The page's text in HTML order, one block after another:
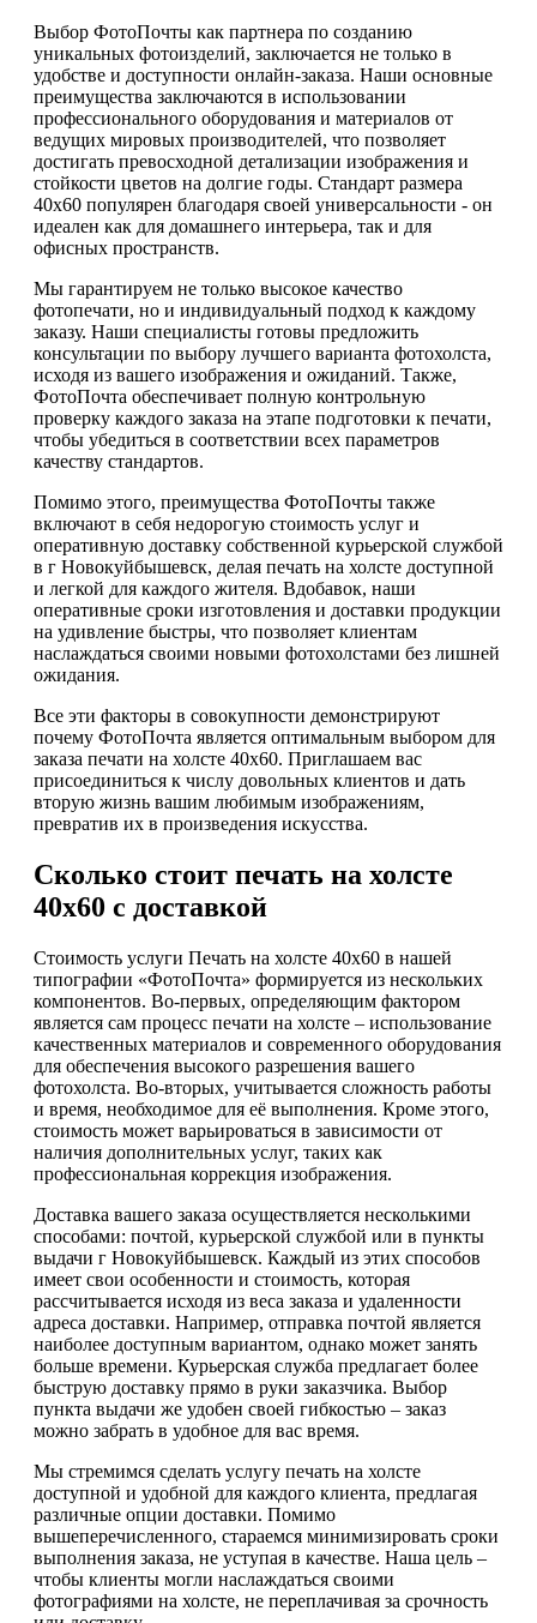
Выбор ФотоПочты как партнера по созданию
уникальных фотоизделий, заключается не только в
удобстве и доступности онлайн-заказа. Наши основные
преимущества заключаются в использовании
профессионального оборудования и материалов от
ведущих мировых производителей, что позволяет
достигать превосходной детализации изображения и
стойкости цветов на долгие годы. Стандарт размера
40х60 популярен благодаря своей универсальности - он
идеален как для домашнего интерьера, так и для
офисных пространств.
Мы гарантируем не только высокое качество
фотопечати, но и индивидуальный подход к каждому
заказу. Наши специалисты готовы предложить
консультации по выбору лучшего варианта фотохолста,
исходя из вашего изображения и ожиданий. Также,
ФотоПочта обеспечивает полную контрольную
проверку каждого заказа на этапе подготовки к печати,
чтобы убедиться в соответствии всех параметров
качеству стандартов.
Помимо этого, преимущества ФотоПочты также
включают в себя недорогую стоимость услуг и
оперативную доставку собственной курьерской службой
в г Новокуйбышевск, делая печать на холсте доступной
и легкой для каждого жителя. Вдобавок, наши
оперативные сроки изготовления и доставки продукции
на удивление быстры, что позволяет клиентам
наслаждаться своими новыми фотохолстами без лишней
ожидания.
Все эти факторы в совокупности демонстрируют
почему ФотоПочта является оптимальным выбором для
заказа печати на холсте 40х60. Приглашаем вас
присоединиться к числу довольных клиентов и дать
вторую жизнь вашим любимым изображениям,
превратив их в произведения искусства.
Сколько стоит печать на холсте
40х60 с доставкой
Стоимость услуги Печать на холсте 40х60 в нашей
типографии «ФотоПочта» формируется из нескольких
компонентов. Во-первых, определяющим фактором
является сам процесс печати на холсте – использование
качественных материалов и современного оборудования
для обеспечения высокого разрешения вашего
фотохолста. Во-вторых, учитывается сложность работы
и время, необходимое для её выполнения. Кроме этого,
стоимость может варьироваться в зависимости от
наличия дополнительных услуг, таких как
профессиональная коррекция изображения.
Доставка вашего заказа осуществляется несколькими
способами: почтой, курьерской службой или в пункты
выдачи г Новокуйбышевск. Каждый из этих способов
имеет свои особенности и стоимость, которая
рассчитывается исходя из веса заказа и удаленности
адреса доставки. Например, отправка почтой является
наиболее доступным вариантом, однако может занять
больше времени. Курьерская служба предлагает более
быструю доставку прямо в руки заказчика. Выбор
пункта выдачи же удобен своей гибкостью – заказ
можно забрать в удобное для вас время.
Мы стремимся сделать услугу печать на холсте
доступной и удобной для каждого клиента, предлагая
различные опции доставки. Помимо
вышеперечисленного, стараемся минимизировать сроки
выполнения заказа, не уступая в качестве. Наша цель –
чтобы клиенты могли наслаждаться своими
фотографиями на холсте, не переплачивая за срочность